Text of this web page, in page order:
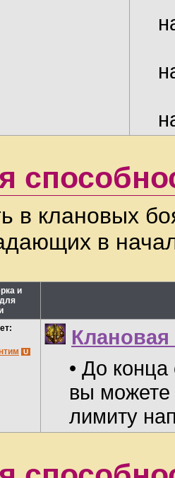
в клановых
в
и
U
• До
вы можете
лимиту